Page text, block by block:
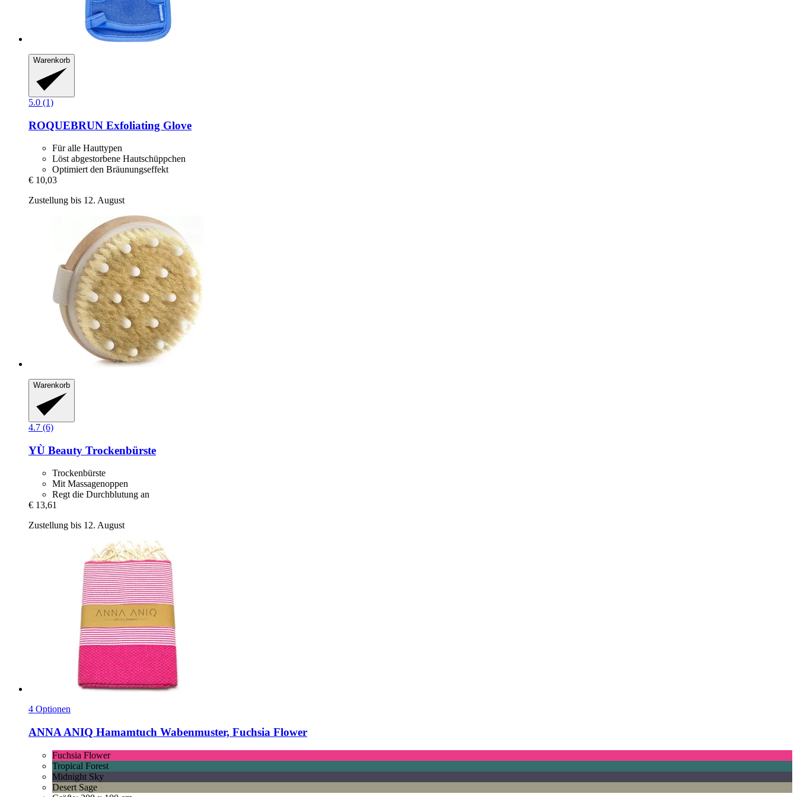
Warenkorb
5.0 (1)
ROQUEBRUN Exfoliating Glove
Für alle Hauttypen
Löst abgestorbene Hautschüppchen
Optimiert den Bräunungseffekt
€ 10,03
Zustellung bis 12. August
Warenkorb
4.7 (6)
YÙ Beauty Trockenbürste
Trockenbürste
Mit Massagenoppen
Regt die Durchblutung an
€ 13,61
Zustellung bis 12. August
4 Optionen
ANNA ANIQ Hamamtuch Wabenmuster, Fuchsia Flower
Fuchsia Flower
Tropical Forest
Midnight Sky
Desert Sage